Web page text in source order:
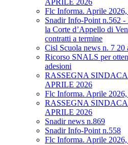
APRILE 2026
Flc Informa. Aprile
Snadir Info-Point n.562
la Corte d’Appello di
contratti a termine
Cisl Scuola news n. 7 20
Ricorso SNALS per
adesioni
RASSEGNA
APRILE 2026
Flc Informa. Aprile
RASSEGNA
APRILE 2026
Snadir news n.869
Snadir Info-Point n.558
Flc Informa. Aprile 2026,